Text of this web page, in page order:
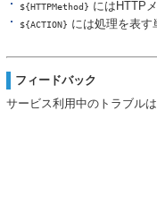
${HTTPMethod} にはHTTP
${ACTION} には処理を表す
フィードバック
サービス利用中のトラブル